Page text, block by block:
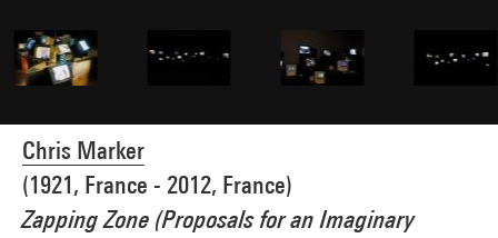
Chris Marker
(1921, France - 2012, France)
Zapping Zone (Proposals for an Imaginary
18 novembre 1990
Photo : Erwan Huon
Photo credits : Centre Pompidou, MNAM-CCI/Dist. GrandPalaisRmn